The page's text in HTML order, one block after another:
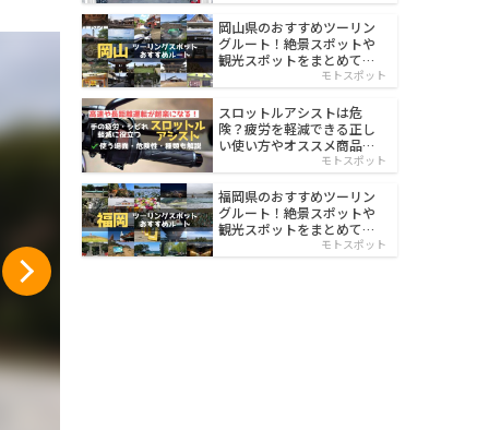
岡山県のおすすめツーリン
グルート！絶景スポットや
観光スポットをまとめて紹
モトスポット
スロットルアシストは危
険？疲労を軽減できる正し
い使い方やオススメ商品を
モトスポット
福岡県のおすすめツーリン
グルート！絶景スポットや
観光スポットをまとめて紹
モトスポット